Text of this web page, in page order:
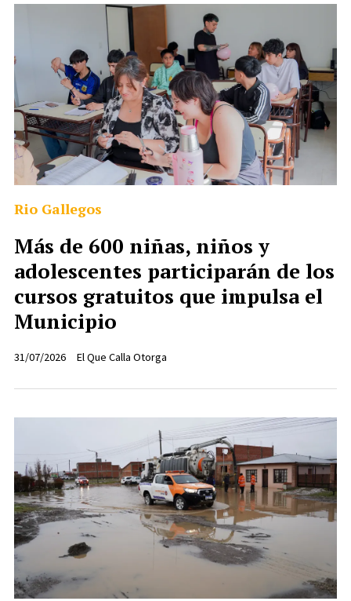
Más de 600 niñas, niños y
adolescentes participarán de los
cursos gratuitos que impulsa el
Municipio
El Que Calla Otorga
Rio Gallegos
31/07/2026